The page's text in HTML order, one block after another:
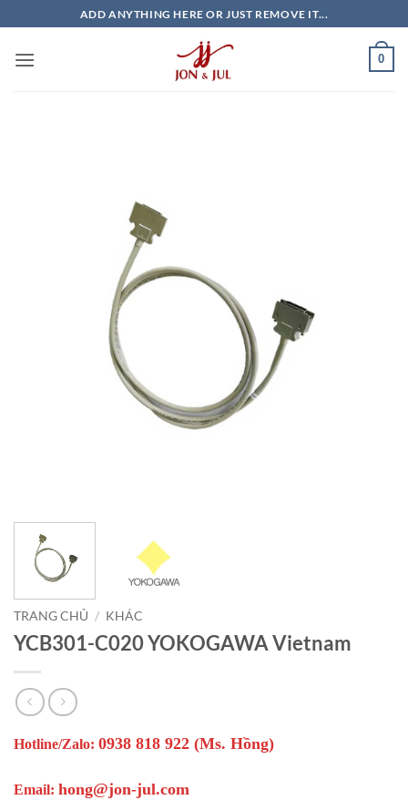
qua
nội
ADD ANYTHING HERE OR JUST REMOVE IT...
0
TRANG CHỦ / KHÁC
YCB301-C020 YOKOGAWA Vietnam
Hotline/Zalo: 0938 818 922 (Ms. Hồng)
Email: hong@jon-jul.com